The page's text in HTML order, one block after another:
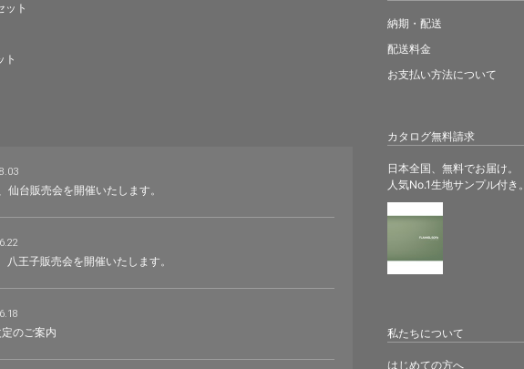
カタログ無料請求
日本全国、無料でお届け。
人気No.1生地サンプル付き。
ット
ト
納期・配送
配送料金
お支払い方法について
仙台販売会を開催いたします。
八王子販売会を開催いたします。
のご案内 私たちについて
はじめての方へ